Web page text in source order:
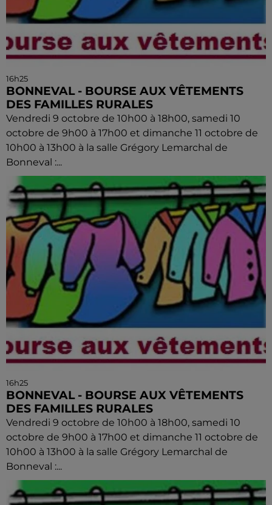
16h25
BONNEVAL - BOURSE AUX VÊTEMENTS
DES FAMILLES RURALES
Vendredi 9 octobre de 10h00 à 18h00, samedi 10
octobre de 9h00 à 17h00 et dimanche 11 octobre de
10h00 à 13h00 à la salle Grégory Lemarchal de
Bonneval :...
16h25
BONNEVAL - BOURSE AUX VÊTEMENTS
DES FAMILLES RURALES
Vendredi 9 octobre de 10h00 à 18h00, samedi 10
octobre de 9h00 à 17h00 et dimanche 11 octobre de
10h00 à 13h00 à la salle Grégory Lemarchal de
Bonneval :...